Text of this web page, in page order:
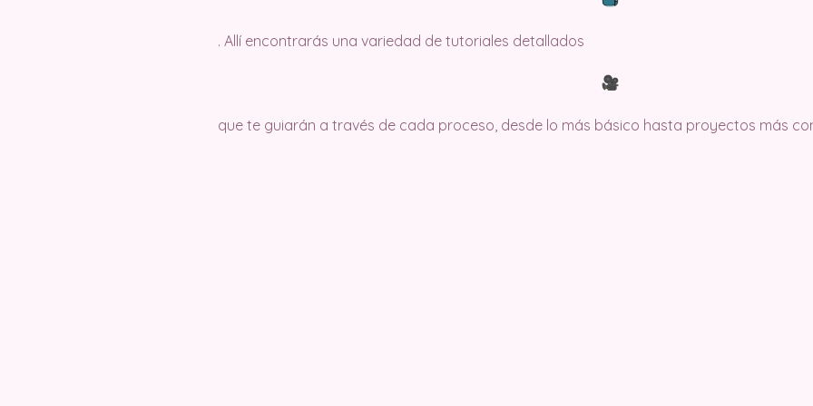
. Allí encontrarás una variedad de tutoriales detallados
que te guiarán a través de cada proceso, desde lo más básico hasta proyectos más